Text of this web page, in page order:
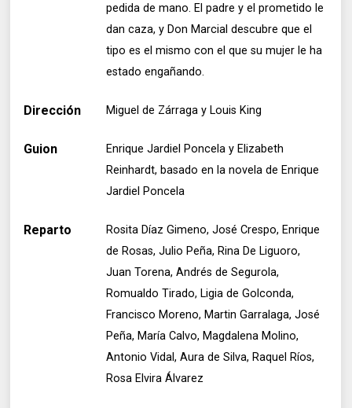
pedida de mano. El padre y el prometido le
dan caza, y Don Marcial descubre que el
tipo es el mismo con el que su mujer le ha
estado engañando.
Dirección Miguel de Zárraga y Louis King
Guion
Enrique Jardiel Poncela y Elizabeth
Reinhardt, basado en la novela de Enrique
Jardiel Poncela
Reparto
Rosita Díaz Gimeno, José Crespo, Enrique
de Rosas, Julio Peña, Rina De Liguoro,
Juan Torena, Andrés de Segurola,
Romualdo Tirado, Ligia de Golconda,
Francisco Moreno, Martin Garralaga, José
Peña, María Calvo, Magdalena Molino,
Antonio Vidal, Aura de Silva, Raquel Ríos,
Rosa Elvira Álvarez